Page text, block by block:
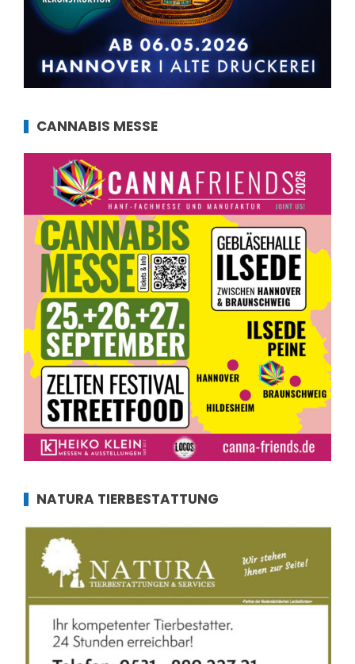
CANNABIS MESSE
NATURA TIERBESTATTUNG